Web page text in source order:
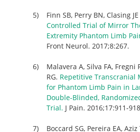
Finn SB, Perry BN, Clasing
Controlled Trial of Mirror
Extremity Phantom Limb
Front Neurol. 2017;8:267.
Malavera A, Silva FA, Fregni
RG. Repetitive Transcranial
for Phantom Limb Pain in
Double-Blinded,
Trial. J Pain. 2016;17:911-
Boccard SG, Pereira EA, Aziz